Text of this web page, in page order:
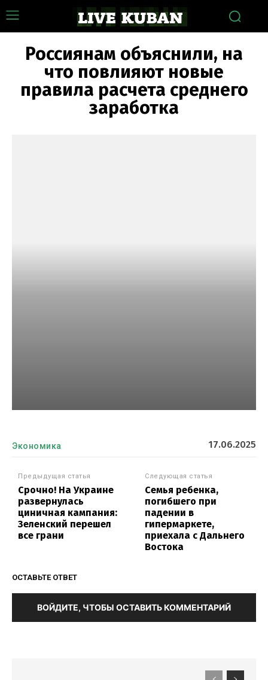
Россиянам объяснили, на
что повлияют новые
правила расчета среднего
заработка
Экономика 17.06.2025
Предыдущая статья
Срочно! На Украине
развернулась
циничная кампания:
Зеленский перешел
все грани
Следующая статья
Семья ребенка,
погибшего при
падении в
гипермаркете,
приехала с Дальнего
Востока
ОСТАВЬТЕ ОТВЕТ
ВОЙДИТЕ, ЧТОБЫ ОСТАВИТЬ КОММЕНТАРИЙ